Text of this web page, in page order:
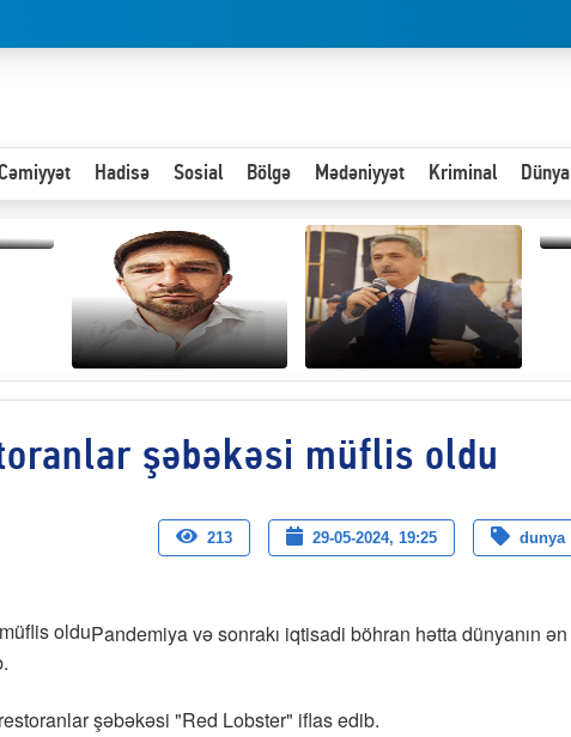
Hadisə Sosial Bölgə Mədəniyyət Kriminal Dünya
Paytaxta giriş vizası —
"Xoş gəldin, cibində
Hər an ən çətin savaşa
hazır olmalıyıq-
ZƏLİMXAN
şəbəkəsi müflis oldu
213 29-05-2024, 19:25 dunya
Pandemiya və sonrakı iqtisadi böhran hətta dünyanın ən
şəbəkəsi "Red Lobster" iflas edib.